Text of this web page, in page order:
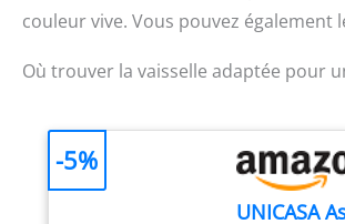
couleur vive. Vous pouvez
Où trouver la vaisselle adaptée pour
UNICASA
-5%